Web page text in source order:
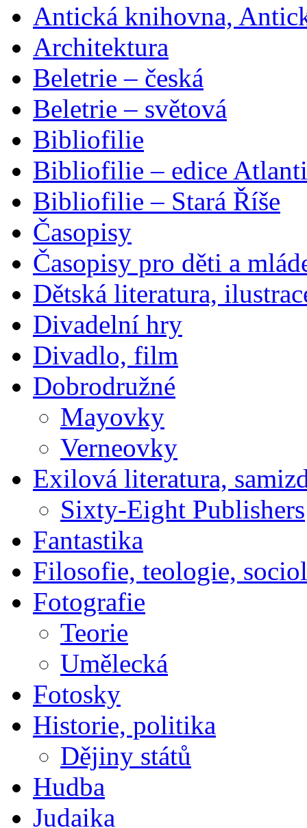
Antická knihovna,
Architektura
Beletrie – česká
Beletrie – světová
Bibliofilie
Bibliofilie – edice
Bibliofilie – Stará Říše
Časopisy
Časopisy pro děti a
Dětská literatura,
Divadelní hry
Divadlo, film
Dobrodružné
Mayovky
Verneovky
Exilová literatura,
Sixty-Eight Publishers
Fantastika
Filosofie, teologie,
Fotografie
Teorie
Umělecká
Fotosky
Historie, politika
Dějiny států
Hudba
Judaika